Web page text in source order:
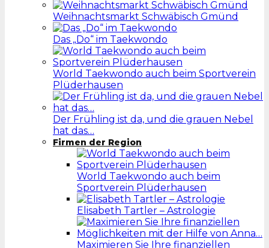
Weihnachtsmarkt Schwäbisch Gmünd
Das „Do“ im Taekwondo
World Taekwondo auch beim Sportverein
Plüderhausen
Der Frühling ist da, und die grauen Nebel
hat das…
Firmen der Region
World Taekwondo auch beim
Sportverein Plüderhausen
Elisabeth Tartler – Astrologie
Maximieren Sie Ihre finanziellen